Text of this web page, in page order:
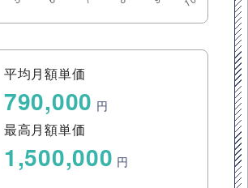
平均月額単価
790,000 円
最高月額単価
1,500,000 円